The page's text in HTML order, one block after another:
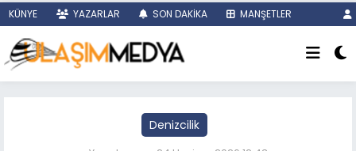
KÜNYE YAZARLAR SON DAKİKA MANŞETLER
Denizcilik